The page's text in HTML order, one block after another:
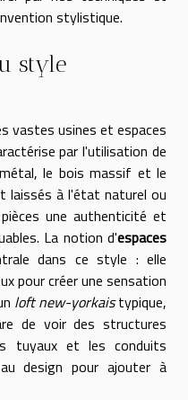
stylistique.
style
vastes usines et espaces
par l'utilisation de
le bois massif et le
laissés à l'état naturel ou
une authenticité et
La notion d'espaces
dans ce style : elle
pour créer une sensation
loft new-yorkaistypique,
de voir des structures
tuyaux et les conduits
design pour ajouter à